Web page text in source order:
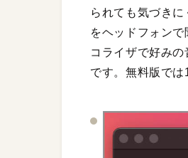
られても気づき
をヘッドフォン
コライザで好み
です。無料版では